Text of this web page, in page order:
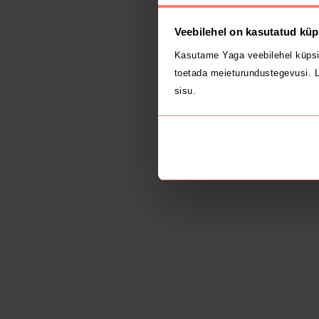
Veebilehel on kasutatud
Kasutame Yaga veebilehel
toetada meieturundustegevusi.
sisu.